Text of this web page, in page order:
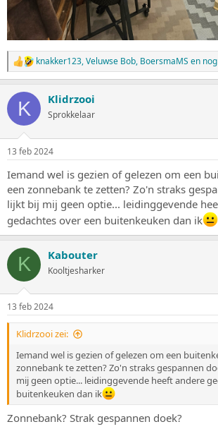
W
a
r
e
n
e
n
:
knakker123,Veluwse Bob, BoersmaMS en
K Klidrzooi
Sprokkelaar
13 feb 2024
Iemand wel is gezien of gelezen om een
een zonnebank te zetten? Zo'n straks
lijkt bij mij geen optie... leidinggevende
gedachtes over een buitenkeuken dan ik
K Kabouter
Kooltjesharker
13 feb 2024
Klidrzooi zei:
Iemand wel is gezien of gelezen om een
zonnebank te zetten? Zo'n straks gespannen
mij geen optie... leidinggevende heeft andere
buitenkeuken dan ik
Zonnebank? Strak gespannen doek?